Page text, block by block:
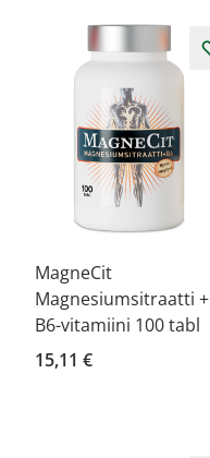
MagneCit
Magnesiumsitraatti +
B6-vitamiini 100 tabl
15,11 €